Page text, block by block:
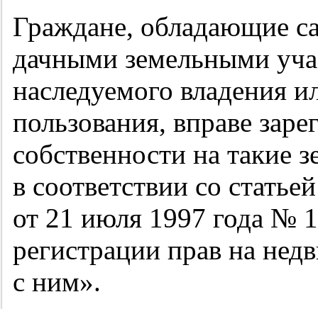
Граждане, обладающие
дачными земельными
наследуемого владения
пользования, вправе
собственности на такие
в соответствии со
от 21 июля 1997 года №
регистрации прав на
с ним».